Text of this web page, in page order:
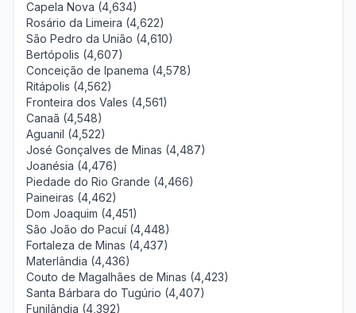
Capela Nova (4,634)
Rosário da Limeira (4,622)
São Pedro da União (4,610)
Bertópolis (4,607)
Conceição de Ipanema (4,578)
Ritápolis (4,562)
Fronteira dos Vales (4,561)
Canaã (4,548)
Aguanil (4,522)
José Gonçalves de Minas (4,487)
Joanésia (4,476)
Piedade do Rio Grande (4,466)
Paineiras (4,462)
Dom Joaquim (4,451)
São João do Pacuí (4,448)
Fortaleza de Minas (4,437)
Materlândia (4,436)
Couto de Magalhães de Minas (4,423)
Santa Bárbara do Tugúrio (4,407)
Funilândia (4,392)